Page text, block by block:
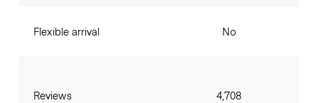
Flexible arrival
Reviews
No
4,708